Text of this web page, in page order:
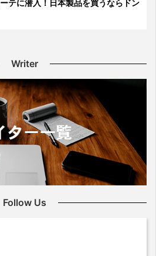
テに潜入！日本製品を買うならドン
Writer
Follow Us